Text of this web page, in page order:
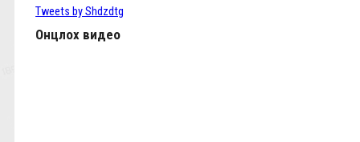
ТББ-ын ээлжит Бүх гишүүдийн хурал
Tweets by Shdzdtg
Онцлох видео